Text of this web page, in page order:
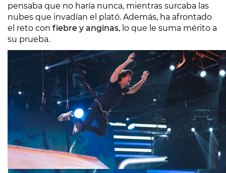
pensaba que no haría nunca, mientras surcaba las
nubes que invadían el plató. Además, ha afrontado
el reto con fiebre y anginas, lo que le suma mérito a
su prueba.